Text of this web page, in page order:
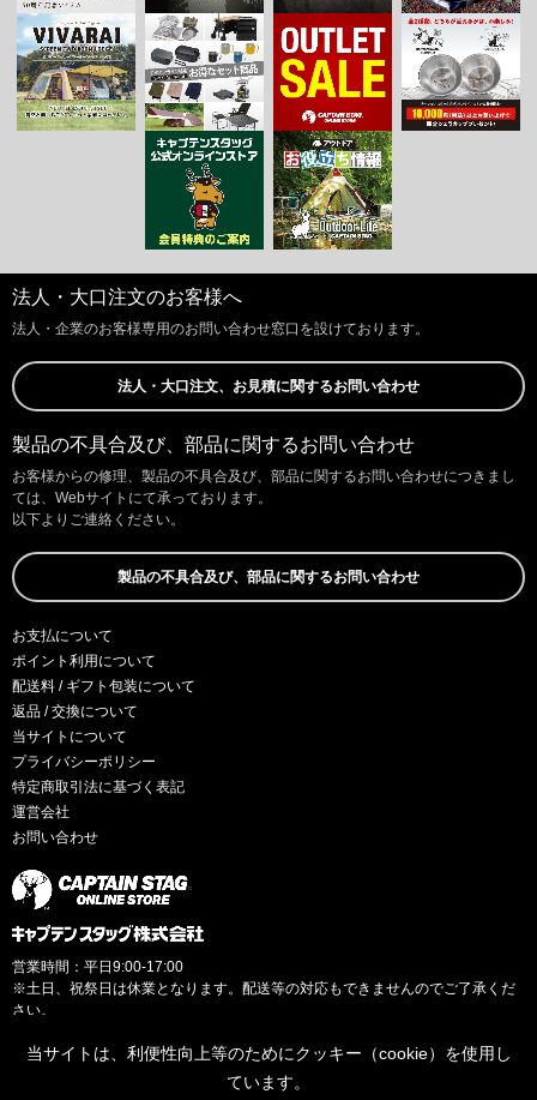
法人・大口注文のお客様へ
法人・企業のお客様専用のお問い合わせ窓口を設けております。
法人・大口注文、お見積に関するお問い合わせ
製品の不具合及び、部品に関するお問い合わせ
お客様からの修理、製品の不具合及び、部品に関するお問い合わせにつきまし
ては、Webサイトにて承っております。
以下よりご連絡ください。
製品の不具合及び、部品に関するお問い合わせ
お支払について
ポイント利用について
配送料 / ギフト包装について
返品 / 交換について
当サイトについて
プライバシーポリシー
特定商取引法に基づく表記
運営会社
お問い合わせ
営業時間：平日9:00-17:00
※土日、祝祭日は休業となります。配送等の対応もできませんのでご了承くだ
さい。
当サイトは、利便性向上等のためにクッキー（cookie）を使用し
ています。